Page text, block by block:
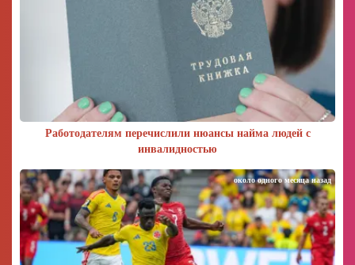
Работодателям перечислили нюансы найма людей с
инвалидностью
около одного месяца назад